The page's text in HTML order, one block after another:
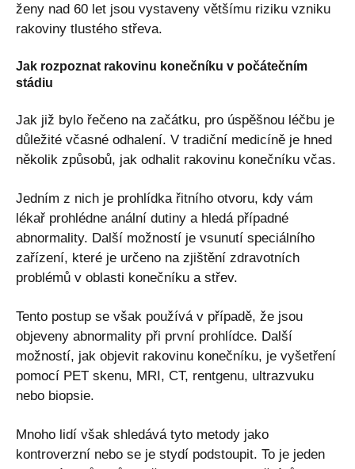
ženy nad 60 let jsou vystaveny většímu riziku vzniku
rakoviny tlustého střeva.
Jak rozpoznat rakovinu konečníku v počátečním
stádiu
Jak již bylo řečeno na začátku, pro úspěšnou léčbu je
důležité včasné odhalení. V tradiční medicíně je hned
několik způsobů, jak odhalit rakovinu konečníku včas.
Jedním z nich je prohlídka řitního otvoru, kdy vám
lékař prohlédne anální dutiny a hledá případné
abnormality. Další možností je vsunutí speciálního
zařízení, které je určeno na zjištění zdravotních
problémů v oblasti konečníku a střev.
Tento postup se však používá v případě, že jsou
objeveny abnormality při první prohlídce. Další
možností, jak objevit rakovinu konečníku, je vyšetření
pomocí PET skenu, MRI, CT, rentgenu, ultrazvuku
nebo biopsie.
Mnoho lidí však shledává tyto metody jako
kontroverzní nebo se je stydí podstoupit. To je jeden